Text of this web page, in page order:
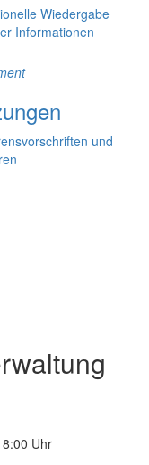
Wiedergabe
Informationen
und
Uhr